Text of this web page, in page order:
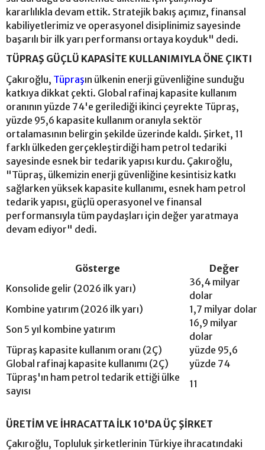
kararlılıkla devam ettik. Stratejik bakış açımız, finansal
kabiliyetlerimiz ve operasyonel disiplinimiz sayesinde
başarılı bir ilk yarı performansı ortaya koyduk" dedi.
TÜPRAŞ GÜÇLÜ KAPASİTE KULLANIMIYLA ÖNE ÇIKTI
Çakıroğlu, Tüpraşın ülkenin enerji güvenliğine sunduğu
katkıya dikkat çekti. Global rafinaj kapasite kullanım
oranının yüzde 74'e gerilediği ikinci çeyrekte Tüpraş,
yüzde 95,6 kapasite kullanım oranıyla sektör
ortalamasının belirgin şekilde üzerinde kaldı. Şirket, 11
farklı ülkeden gerçekleştirdiği ham petrol tedariki
sayesinde esnek bir tedarik yapısı kurdu. Çakıroğlu,
"Tüpraş, ülkemizin enerji güvenliğine kesintisiz katkı
sağlarken yüksek kapasite kullanımı, esnek ham petrol
tedarik yapısı, güçlü operasyonel ve finansal
performansıyla tüm paydaşları için değer yaratmaya
devam ediyor" dedi.
Gösterge
Değer
Konsolide gelir (2026 ilk yarı)
36,4 milyar
dolar
Kombine yatırım (2026 ilk yarı)
1,7 milyar dolar
Son 5 yıl kombine yatırım
16,9 milyar
dolar
Tüpraş kapasite kullanım oranı (2Ç)
yüzde 95,6
Global rafinaj kapasite kullanımı (2Ç)
yüzde 74
Tüpraş'ın ham petrol tedarik ettiği ülke
sayısı
11
ÜRETİM VE İHRACATTA İLK 10'DA ÜÇ ŞİRKET
Çakıroğlu, Topluluk şirketlerinin Türkiye ihracatındaki